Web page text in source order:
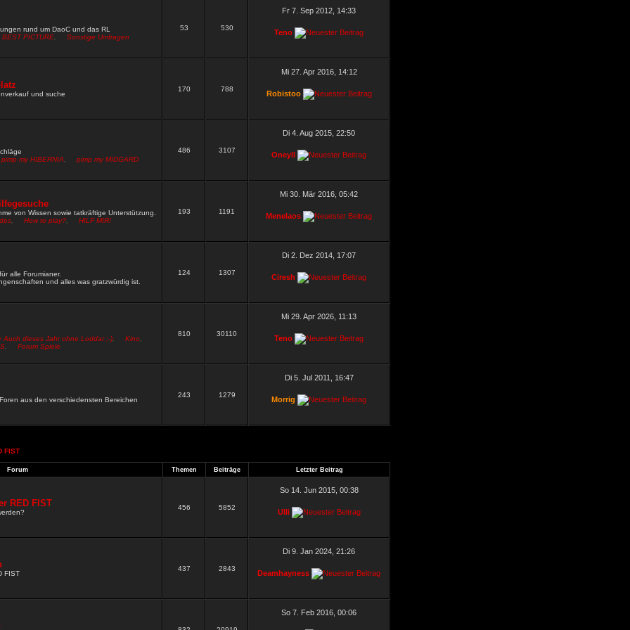
neu setzen
»
ja gut funktioniert
wie das vom zirkel
»
und müsste dich irgendwie pn mässig erreichen wegen
rund um DaoC und das RL
BEST PICTURE Sonstige Umfragen
53 530
Fr 7. Sep 2012, 14:33
Teno
und suche
170 788
Mi 27. Apr 2016, 14:12
Robistoo
pimp my HIBERNIA pimp my MIDGARD
486 3107
Di 4. Aug 2015, 22:50
Oneyll
von Wissen sowie tatkräftige Unterstützung.
How to play? HILF MIR!
193 1191
Mi 30. Mär 2016, 05:42
Menelaos
alle Forumianer.
und alles was gratzwürdig ist.
124 1307
Di 2. Dez 2014, 17:07
Ciresh
Auch dieses Jahr ohne Loddar ;-)
Kino
Forum Spiele
810 30110
Mi 29. Apr 2026, 11:13
Teno
aus den verschiedensten Bereichen
243 1279
Di 5. Jul 2011, 16:47
Morrig
FIST
Forum Themen Beiträge Letzter Beitrag
RED FIST 456 5852
So 14. Jun 2015, 00:38
Ulli
FIST
437 2843
Di 9. Jan 2024, 21:26
Deamhayness
So 7. Feb 2016, 00:06